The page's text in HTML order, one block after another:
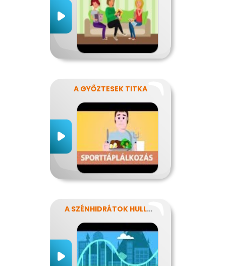
A GYŐZTESEK TITKA
A SZÉNHIDRÁTOK HULLÁMVASÚTJÁN